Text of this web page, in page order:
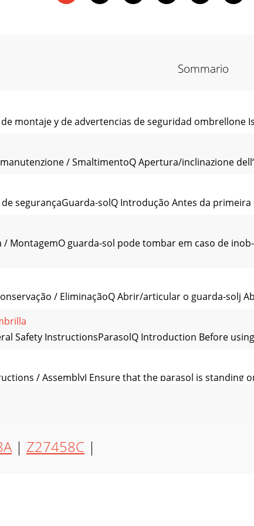
Sommario
montaje y de advertencias de seguridad ombrellone
/ SmaltimentoQ Apertura/inclinazione
segurançaGuarda-solQ Introdução Antes da
/ MontagemO guarda-sol pode tombar em caso de
/ EliminaçãoQ Abrir/articular o guarda-solj
Safety InstructionsParasolQ Introduction Before
/ AssemblyJ Ensure that the parasol is standing
Einleitung Machen Sie
| Z27458C |